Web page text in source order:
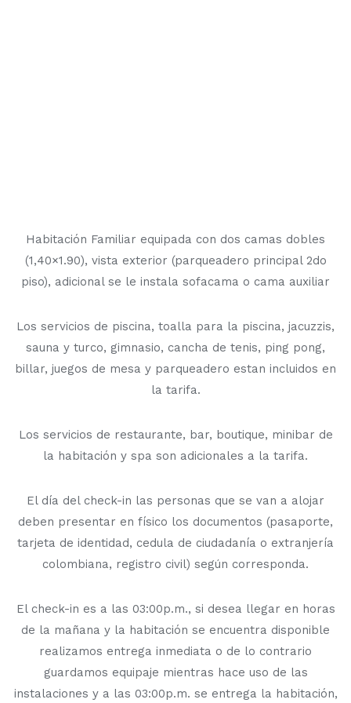
Habitación Familiar equipada con dos camas dobles
(1,40×1.90), vista exterior (parqueadero principal 2do
piso), adicional se le instala sofacama o cama auxiliar
Los servicios de piscina, toalla para la piscina, jacuzzis,
sauna y turco, gimnasio, cancha de tenis, ping pong,
billar, juegos de mesa y parqueadero estan incluidos en
la tarifa.
Los servicios de restaurante, bar, boutique, minibar de
la habitación y spa son adicionales a la tarifa.
El día del check-in las personas que se van a alojar
deben presentar en físico los documentos (pasaporte,
tarjeta de identidad, cedula de ciudadanía o extranjería
colombiana, registro civil) según corresponda.
El check-in es a las 03:00p.m., si desea llegar en horas
de la mañana y la habitación se encuentra disponible
realizamos entrega inmediata o de lo contrario
guardamos equipaje mientras hace uso de las
instalaciones y a las 03:00p.m. se entrega la habitación,